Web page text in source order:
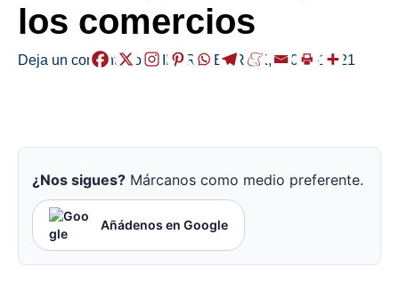
los comercios
Deja un comentario /EIBAR ,HERRIAK,/2022-10-21
¿Nos sigues? Márcanos como medio preferente.
Añádenos en Google